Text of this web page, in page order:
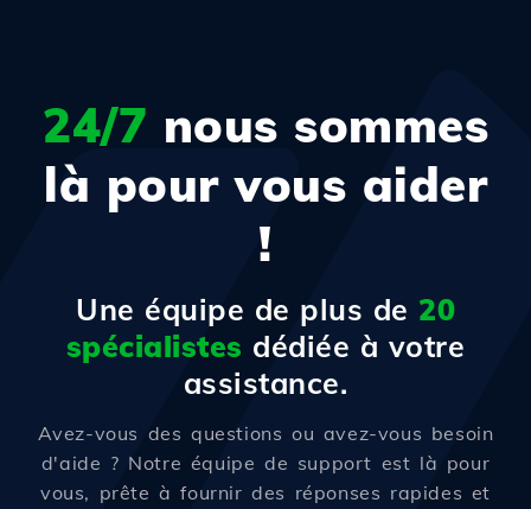
24/7 nous sommes
là pour vous aider
!
Une équipe de plus de 20
spécialistes dédiée à votre
assistance.
Avez-vous des questions ou avez-vous besoin
d'aide ? Notre équipe de support est là pour
vous, prête à fournir des réponses rapides et